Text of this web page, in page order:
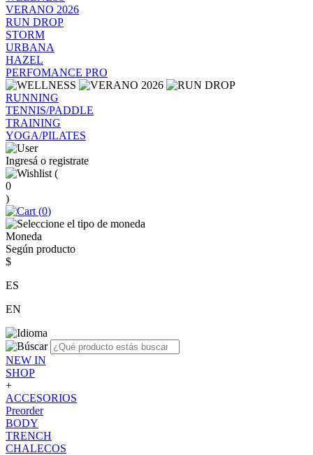
VERANO 2026
RUN DROP
STORM
URBANA
HAZEL
PERFOMANCE PRO
RUNNING
TENNIS/PADDLE
TRAINING
YOGA/PILATES
Ingresá o registrate
(
0
)
(0)
Moneda
Según producto
$
ES
EN
NEW IN
SHOP
+
ACCESORIOS
Preorder
BODY
TRENCH
CHALECOS